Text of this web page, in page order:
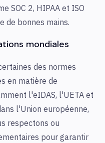
SOC 2, HIPAA et ISO
de bonnes mains.
mondiales
des normes
en matière de
l'eIDAS, l'UETA et
l'Union européenne,
respectons ou
pour garantir